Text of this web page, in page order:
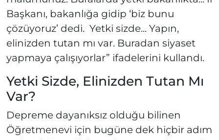
Başkanı, bakanlığa gidip ‘biz bunu
çözüyoruz’ dedi. Yetki sizde... Yapın,
elinizden tutan mı var. Buradan siyaset
yapmaya çalışıyorlar” ifadelerini kullandı.
Yetki Sizde, Elinizden Tutan Mı
Var?
Depreme dayanıksız olduğu bilinen
Öğretmenevi için bugüne dek hiçbir adım